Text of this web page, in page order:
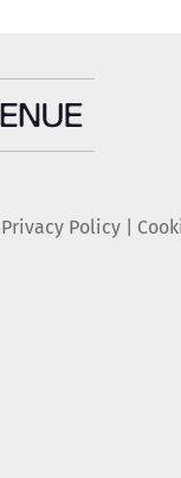
Privacy Policy|